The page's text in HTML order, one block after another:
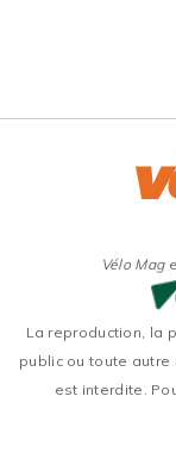
Vélo Mag
La reproduction, la
public ou toute
est interdite.